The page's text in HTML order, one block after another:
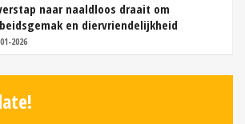
naar naaldloos draait om
en diervriendelijkheid
2026